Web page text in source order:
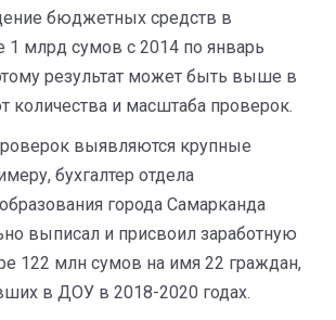
бюджетных средств в
1 млрд сумов с 2014 по январь
результат может быть выше в
количества и масштаба проверок.
выявляются крупные
бухгалтер отдела
города Самарканда
выписал и присвоил заработную
122 млн сумов на имя 22 граждан,
в ДОУ в 2018-2020 годах.